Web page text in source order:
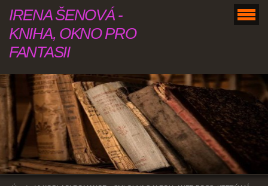
IRENA ŠENOVÁ -
KNIHA, OKNO PRO
FANTASII